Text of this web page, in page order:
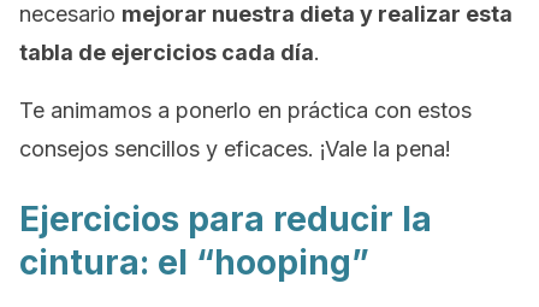
necesario mejorar nuestra dieta y realizar esta
tabla de ejercicios cada día.
Te animamos a ponerlo en práctica con estos
consejos sencillos y eficaces. ¡Vale la pena!
Ejercicios para reducir la
cintura: el “hooping”